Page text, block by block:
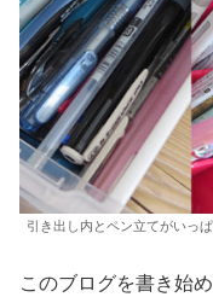
引き出し内とペン立てがいっ
このブログを書き始